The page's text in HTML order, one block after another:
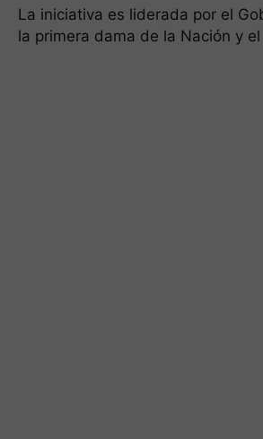
La iniciativa es liderada por el
la primera dama de la Nación y el